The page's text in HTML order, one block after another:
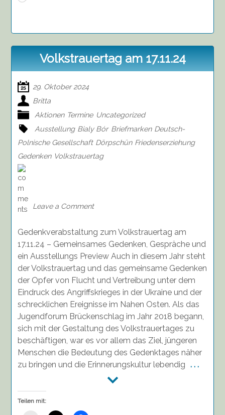
Volkstrauertag am 17.11.24
29. Oktober 2024
Britta
Aktionen Termine Uncategorized
Ausstellung Bialy Bór Briefmarken Deutsch-
Polnische Gesellschaft Dörpschün Friedenserziehung
Gedenken Volkstrauertag
Leave a Comment
Gedenkverabstaltung zum Volkstrauertag am
17.11.24 – Gemeinsames Gedenken, Gespräche und
ein Ausstellungs Preview Auch in diesem Jahr steht
der Volkstrauertag und das gemeinsame Gedenken
der Opfer von Flucht und Vertreibung unter dem
Eindruck des Angriffskrieges in der Ukraine und der
schrecklichen Ereignisse im Nahen Osten. Als das
Jugendforum Brückenschlag im Jahr 2018 begann,
sich mit der Gestaltung des Volkstrauertages zu
beschäftigen, war es vor allem das Ziel, jüngeren
Menschen die Bedeutung des Gedenktages näher
zu bringen und die Erinnerungskultur lebendig . . .
Teilen mit: